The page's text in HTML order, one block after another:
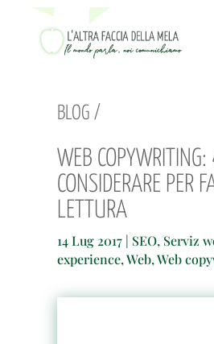
BLOG /
WEB
CONSIDERARE PER
LETTURA
14 Lug 2017 | SEO, Serviz
experience,Web,Web